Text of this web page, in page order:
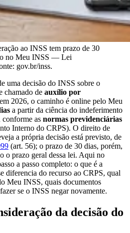
ao INSS tem prazo de 30
no Meu INSS — Lei
gov.br/inss.
uma decisão do INSS sobre o
chamado de auxílio por
2026, o caminho é online pelo Meu
a partir da ciência do indeferimento
conforme as normas previdenciárias
Interno do CRPS). O direito de
a própria decisão está previsto, de
(art. 56); o prazo de 30 dias, porém,
o prazo geral dessa lei. Aqui no
a passo completo: o que é a
diferencia do recurso ao CRPS, qual
Meu INSS, quais documentos
se o INSS negar novamente.
da decisão do